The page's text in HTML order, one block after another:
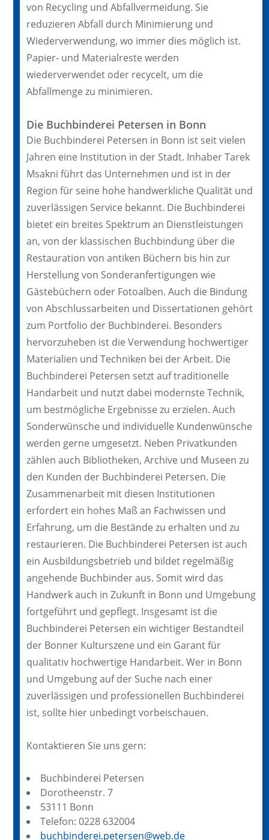
von Recycling und Abfallvermeidung. Sie
reduzieren Abfall durch Minimierung und
Wiederverwendung, wo immer dies möglich ist.
Papier- und Materialreste werden
wiederverwendet oder recycelt, um die
Abfallmenge zu minimieren.
Die Buchbinderei Petersen in Bonn
Die Buchbinderei Petersen in Bonn ist seit vielen
Jahren eine Institution in der Stadt. Inhaber Tarek
Msakni führt das Unternehmen und ist in der
Region für seine hohe handwerkliche Qualität und
zuverlässigen Service bekannt. Die Buchbinderei
bietet ein breites Spektrum an Dienstleistungen
an, von der klassischen Buchbindung über die
Restauration von antiken Büchern bis hin zur
Herstellung von Sonderanfertigungen wie
Gästebüchern oder Fotoalben. Auch die Bindung
von Abschlussarbeiten und Dissertationen gehört
zum Portfolio der Buchbinderei. Besonders
hervorzuheben ist die Verwendung hochwertiger
Materialien und Techniken bei der Arbeit. Die
Buchbinderei Petersen setzt auf traditionelle
Handarbeit und nutzt dabei modernste Technik,
um bestmögliche Ergebnisse zu erzielen. Auch
Sonderwünsche und individuelle Kundenwünsche
werden gerne umgesetzt. Neben Privatkunden
zählen auch Bibliotheken, Archive und Museen zu
den Kunden der Buchbinderei Petersen. Die
Zusammenarbeit mit diesen Institutionen
erfordert ein hohes Maß an Fachwissen und
Erfahrung, um die Bestände zu erhalten und zu
restaurieren. Die Buchbinderei Petersen ist auch
ein Ausbildungsbetrieb und bildet regelmäßig
angehende Buchbinder aus. Somit wird das
Handwerk auch in Zukunft in Bonn und Umgebung
fortgeführt und gepflegt. Insgesamt ist die
Buchbinderei Petersen ein wichtiger Bestandteil
der Bonner Kulturszene und ein Garant für
qualitativ hochwertige Handarbeit. Wer in Bonn
und Umgebung auf der Suche nach einer
zuverlässigen und professionellen Buchbinderei
ist, sollte hier unbedingt vorbeischauen.
Kontaktieren Sie uns gern:
Buchbinderei Petersen
Dorotheenstr. 7
53111 Bonn
Telefon: 0228 632004
buchbinderei.petersen@web.de